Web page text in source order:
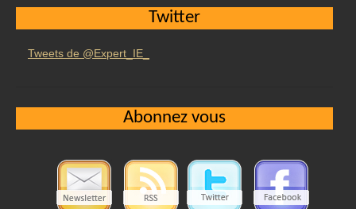
Twitter
Tweets de @Expert_IE_
Abonnez vous